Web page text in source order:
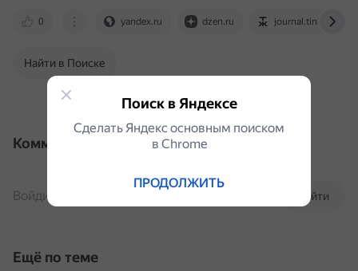
0 yandex.ru dzen.ru journal.tinkoff.ru
Найти в Поиске
Комментарии
Войти
Войдите, чтобы комментировать
Ещё по теме
Поиск в Яндексе
Сделать Яндекс основным поиском
в Сhrome
ПРОДОЛЖИТЬ